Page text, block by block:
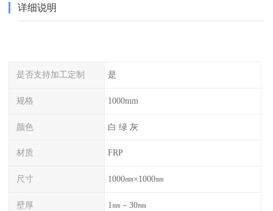
详细说明
是否支持加工定制 是
规格 1000mm
颜色 白 绿 灰
材质 FRP
尺寸 1000㎜×1000㎜
壁厚 1㎜－30㎜